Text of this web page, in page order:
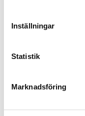
Inställningar
Statistik
Marknadsföring